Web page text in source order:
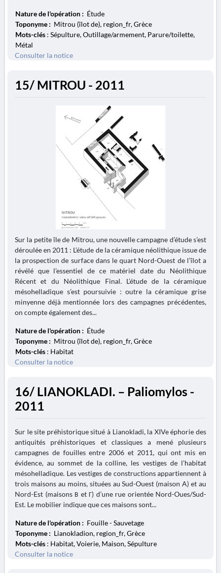
Nature de l'opération : Étude
Toponyme : Mitrou (îlot de), region_fr, Grèce
Mots-clés : Sépulture, Outillage/armement, Parure/toilette,
Métal
Consulter la notice
15/ MITROU - 2011
Sur la petite île de Mitrou, une nouvelle campagne d’étude s’est
déroulée en 2011 : L’étude de la céramique néolithique issue de
la prospection de surface dans le quart Nord-Ouest de l’îlot a
révélé que l’essentiel de ce matériel date du Néolithique
Récent et du Néolithique Final. L’étude de la céramique
mésohelladique s’est poursuivie : outre la céramique grise
minyenne déjà mentionnée lors des campagnes précédentes,
on compte également des...
Nature de l'opération : Étude
Toponyme : Mitrou (îlot de), region_fr, Grèce
Mots-clés : Habitat
Consulter la notice
16/ LIANOKLADI. – Paliomylos -
2011
Sur le site préhistorique situé à Lianokladi, la XIVe éphorie des
antiquités préhistoriques et classiques a mené plusieurs
campagnes de fouilles entre 2006 et 2011, qui ont mis en
évidence, au sommet de la colline, les vestiges de l’habitat
mésohelladique. Les vestiges de constructions appartiennent à
trois maisons au moins, situées au Sud-Ouest (maison A) et au
Nord-Est (maisons Β et Γ) d’une rue orientée Nord-Oues/Sud-
Est. Le mobilier indique que ces maisons sont...
Nature de l'opération : Fouille - Sauvetage
Toponyme : Lianokladion, region_fr, Grèce
Mots-clés : Habitat, Voierie, Maison, Sépulture
Consulter la notice